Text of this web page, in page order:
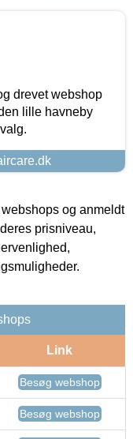
drevet webshop
lille havneby
og anmeldt
prisniveau,
Link
Besøg webshop
Besøg webshop